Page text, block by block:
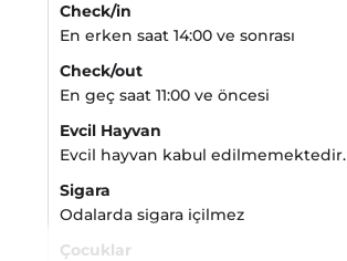
Check/in
En erken saat 14:00 ve sonrası
Check/out
En geç saat 11:00 ve öncesi
Evcil Hayvan
Evcil hayvan kabul edilmemektedir.
Sigara
Odalarda sigara içilmez
Çocuklar